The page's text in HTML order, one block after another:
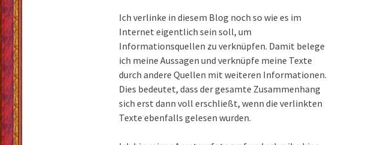
Ich verlinke in diesem Blog noch so wie es im
Internet eigentlich sein soll, um
Informationsquellen zu verknüpfen. Damit belege
ich meine Aussagen und verknüpfe meine Texte
durch andere Quellen mit weiteren Informationen.
Dies bedeutet, dass der gesamte Zusammenhang
sich erst dann voll erschließt, wenn die verlinkten
Texte ebenfalls gelesen wurden.